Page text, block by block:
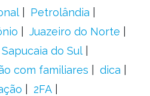
Petrolândia
Juazeiro do Norte
Sapucaia do Sul
com familiares
dica
2FA